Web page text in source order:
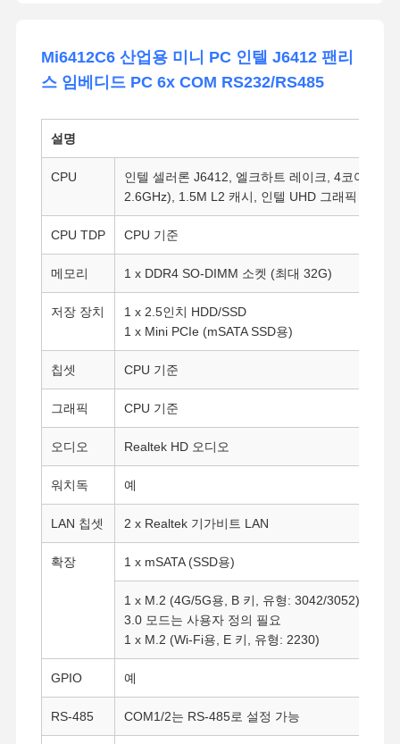
Mi6412C6 산업용 미니 PC 인텔 J6412 팬리
스 임베디드 PC 6x COM RS232/RS485
설명
CPU
인텔 셀러론 J6412, 엘크하트 레이크, 4코어, 4스
2.6GHz), 1.5M L2 캐시, 인텔 UHD 그래픽 (16
CPU TDP CPU 기준
메모리 1 x DDR4 SO-DIMM 소켓 (최대 32G)
저장 장치
1 x 2.5인치 HDD/SSD
1 x Mini PCIe (mSATA SSD용)
칩셋 CPU 기준
그래픽 CPU 기준
오디오 Realtek HD 오디오
워치독 예
LAN 칩셋 2 x Realtek 기가비트 LAN
확장 1 x mSATA (SSD용)
1 x M.2 (4G/5G용, B 키, 유형: 3042/3052) 5G는
3.0 모드는 사용자 정의 필요
1 x M.2 (Wi-Fi용, E 키, 유형: 2230)
GPIO 예
RS-485 COM1/2는 RS-485로 설정 가능